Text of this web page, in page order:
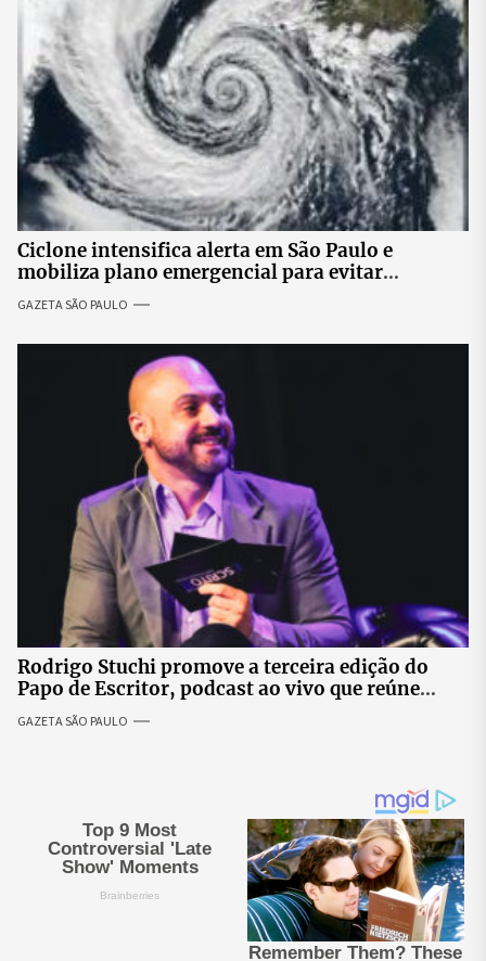
Ciclone intensifica alerta em São Paulo e
mobiliza plano emergencial para evitar
impactos no fornecimento de energia
GAZETA SÃO PAULO
Rodrigo Stuchi promove a terceira edição do
Papo de Escritor, podcast ao vivo que reúne
especialistas para discutir saúde mental e
prosperidade.
GAZETA SÃO PAULO